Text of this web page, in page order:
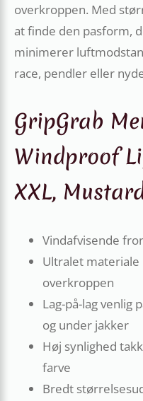
overkroppen. Med
at finde den pasform,
minimerer
race, pendler eller
GripGrab
Windproof
XXL,
Vindafvisende
Ultralet
overkroppen
Lag-på-lag venlig
og under jakker
Høj synlighed
farve
Bredt